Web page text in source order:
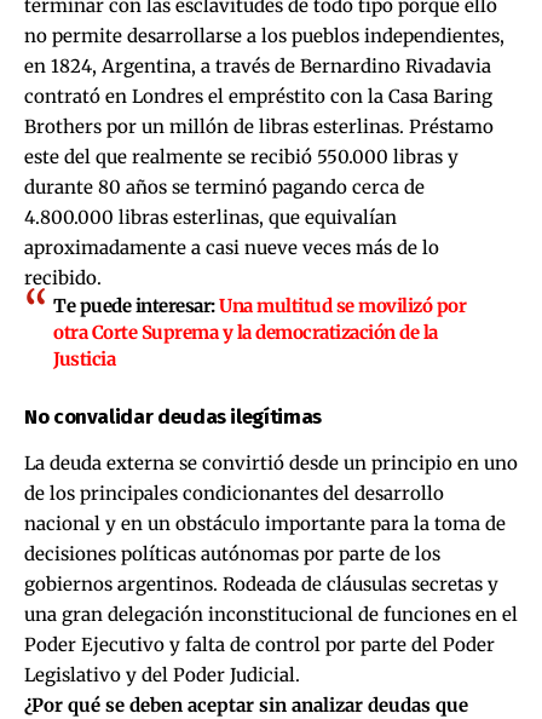
terminar con las esclavitudes de todo tipo porque ello
no permite desarrollarse a los pueblos independientes,
en 1824, Argentina, a través de Bernardino Rivadavia
contrató en Londres el empréstito con la Casa Baring
Brothers por un millón de libras esterlinas. Préstamo
este del que realmente se recibió 550.000 libras y
durante 80 años se terminó pagando cerca de
4.800.000 libras esterlinas, que equivalían
aproximadamente a casi nueve veces más de lo
recibido.
Te puede interesar:Una multitud se movilizó por
otra Corte Suprema y la democratización de la
Justicia
No convalidar deudas ilegítimas
La deuda externa se convirtió desde un principio en uno
de los principales condicionantes del desarrollo
nacional y en un obstáculo importante para la toma de
decisiones políticas autónomas por parte de los
gobiernos argentinos. Rodeada de cláusulas secretas y
una gran delegación inconstitucional de funciones en el
Poder Ejecutivo y falta de control por parte del Poder
Legislativo y del Poder Judicial.
¿Por qué se deben aceptar sin analizar deudas que